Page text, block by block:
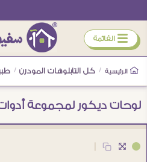
ÿ القائمة
الرئيسية / كل التابلوهات المودرن /
لوحات ديكور لمجموعة